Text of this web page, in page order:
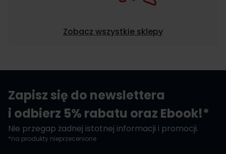
Zobacz wszystkie sklepy
Zapisz się do newslettera
i odbierz 5% rabatu oraz Ebook!*
Nie przegap żadnej istotnej informacji i promocji.
*na produkty nieprzecenione